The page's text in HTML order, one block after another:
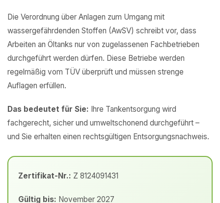
Die Verordnung über Anlagen zum Umgang mit
wassergefährdenden Stoffen (AwSV) schreibt vor, dass
Arbeiten an Öltanks nur von zugelassenen Fachbetrieben
durchgeführt werden dürfen. Diese Betriebe werden
regelmäßig vom TÜV überprüft und müssen strenge
Auflagen erfüllen.
Das bedeutet für Sie: Ihre Tankentsorgung wird
fachgerecht, sicher und umweltschonend durchgeführt –
und Sie erhalten einen rechtsgültigen Entsorgungsnachweis.
Zertifikat-Nr.: Z 8124091431
Gültig bis: November 2027